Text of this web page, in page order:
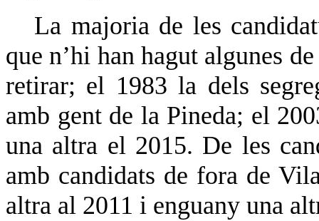
La majoria de les
que n’hi han hagut algunes
retirar; el 1983 la dels
amb gent de la Pineda; el
una altra el 2015. De les
amb candidats de fora de
altra al 2011 i enguany una